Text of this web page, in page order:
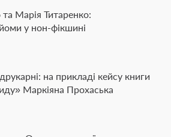
Марія Титаренко:
у нон-фікшині
на прикладі кейсу книги
Маркіяна Прохаська